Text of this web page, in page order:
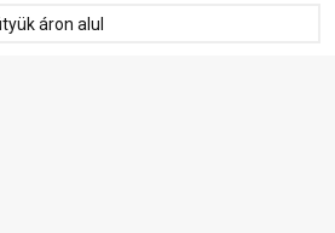
áron alul